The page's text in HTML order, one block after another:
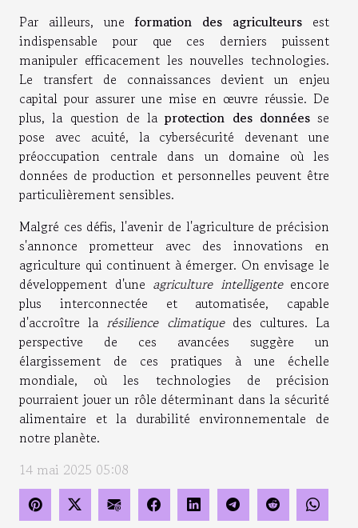
Par ailleurs, uneformation des agriculteurs est
indispensable pour que ces derniers puissent
manipuler efficacement les nouvelles technologies.
Le transfert de connaissances devient un enjeu
capital pour assurer une mise en œuvre réussie. De
plus, la question de laprotection des donnéesse
pose avec acuité, la cybersécurité devenant une
préoccupation centrale dans un domaine où les
données de production et personnelles peuvent être
particulièrement sensibles.
Malgré ces défis, l'avenir de l'agriculture de précision
s'annonce prometteur avec des innovations en
agriculture qui continuent à émerger. On envisage le
développement d'une agriculture intelligenteencore
plus interconnectée et automatisée, capable
d'accroître la résilience climatiquedes cultures. La
perspective de ces avancées suggère un
élargissement de ces pratiques à une échelle
mondiale, où les technologies de précision
pourraient jouer un rôle déterminant dans la sécurité
alimentaire et la durabilité environnementale de
notre planète.
14 mai 2025 05:08